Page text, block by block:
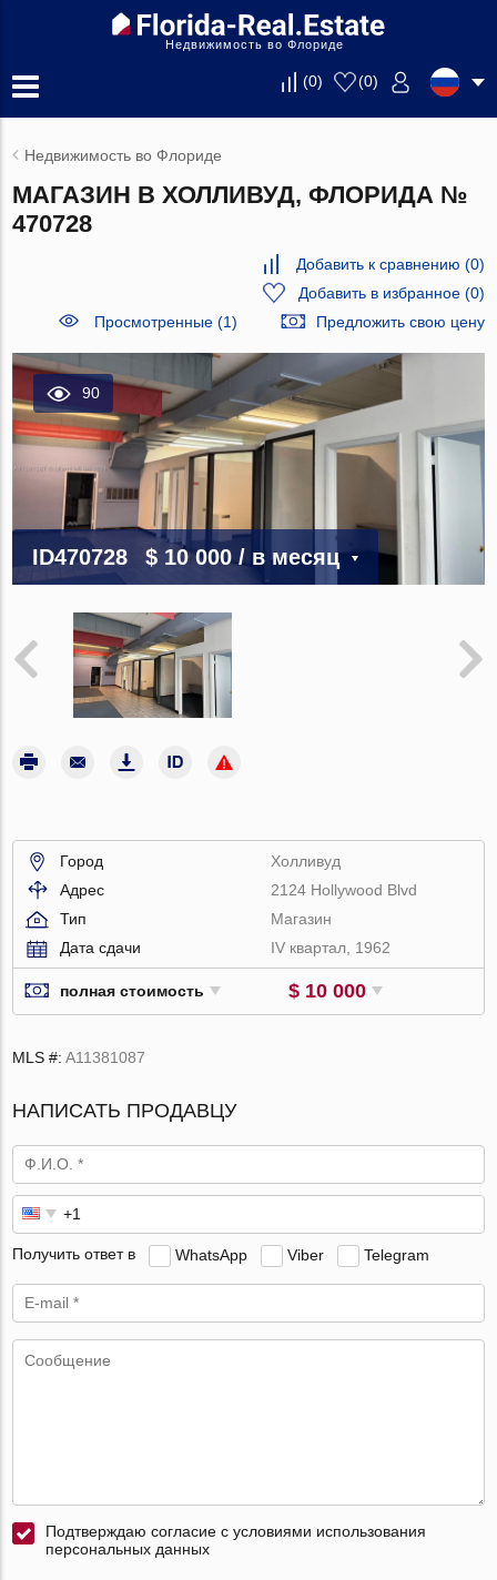
Недвижимость во Флориде
(0) (0)
Недвижимость во Флориде
МАГАЗИН В ХОЛЛИВУД, ФЛОРИДА №
470728
Добавить к сравнению (0)
Добавить в избранное(0)
Просмотренные (1)
Предложить свою цену
90
ID470728 $ 10 000/ в месяц
Город
Холливуд
Адрес
2124 Hollywood Blvd
Тип
Магазин
Дата сдачи
IV квартал, 1962
полная стоимость $ 10 000
MLS #:A11381087
НАПИСАТЬ ПРОДАВЦУ
Получить ответ в WhatsApp Viber Telegram
Подтверждаю согласие с условиями использования
персональных данных